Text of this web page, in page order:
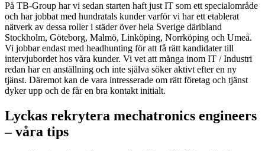
På TB-Group har vi sedan starten haft just IT som ett specialområde
och har jobbat med hundratals kunder varför vi har ett etablerat
nätverk av dessa roller i städer över hela Sverige däribland
Stockholm, Göteborg, Malmö, Linköping, Norrköping och Umeå.
Vi jobbar endast med headhunting för att få rätt kandidater till
intervjubordet hos våra kunder. Vi vet att många inom IT / Industri
redan har en anställning och inte själva söker aktivt efter en ny
tjänst. Däremot kan de vara intresserade om rätt företag och tjänst
dyker upp och de får en bra kontakt initialt.
Lyckas rekrytera mechatronics engineers
– våra tips